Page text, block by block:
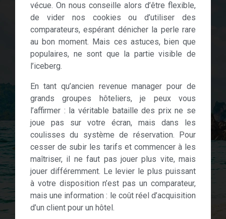
vécue. On nous conseille alors d’être flexible,
de vider nos cookies ou d’utiliser des
comparateurs, espérant dénicher la perle rare
au bon moment. Mais ces astuces, bien que
populaires, ne sont que la partie visible de
l’iceberg.
En tant qu’ancien revenue manager pour de
grands groupes hôteliers, je peux vous
l’affirmer : la véritable bataille des prix ne se
joue pas sur votre écran, mais dans les
coulisses du système de réservation. Pour
cesser de subir les tarifs et commencer à les
maîtriser, il ne faut pas jouer plus vite, mais
jouer différemment. Le levier le plus puissant
à votre disposition n’est pas un comparateur,
mais une information : le coût réel d’acquisition
d’un client pour un hôtel.